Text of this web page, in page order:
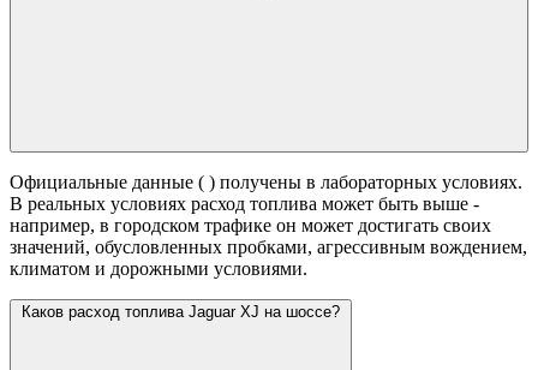
Официальные данные ( ) получены в лабораторных условиях.
В реальных условиях расход топлива может быть выше -
например, в городском трафике он может достигать своих
значений, обусловленных пробками, агрессивным вождением,
климатом и дорожными условиями.
Каков расход топлива Jaguar XJ на шоссе?